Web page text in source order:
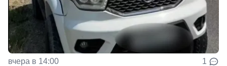
вчера в 14:00 1